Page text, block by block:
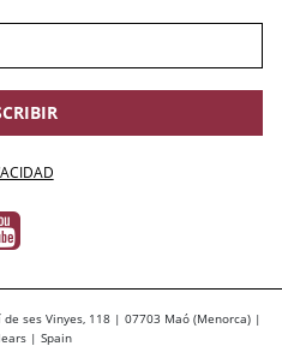
de ses Vinyes, 118 | 07703 Maó (Menorca) |
| Spain